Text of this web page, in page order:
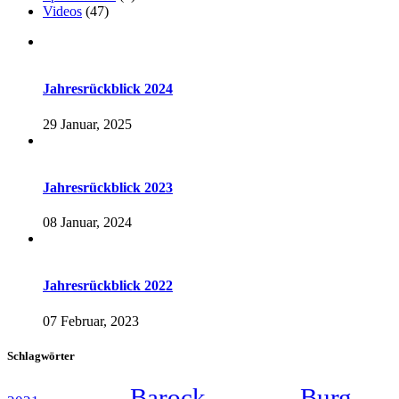
Videos (47)
Jahresrückblick 2024
29 Januar, 2025
Jahresrückblick 2023
08 Januar, 2024
Jahresrückblick 2022
07 Februar, 2023
Schlagwörter